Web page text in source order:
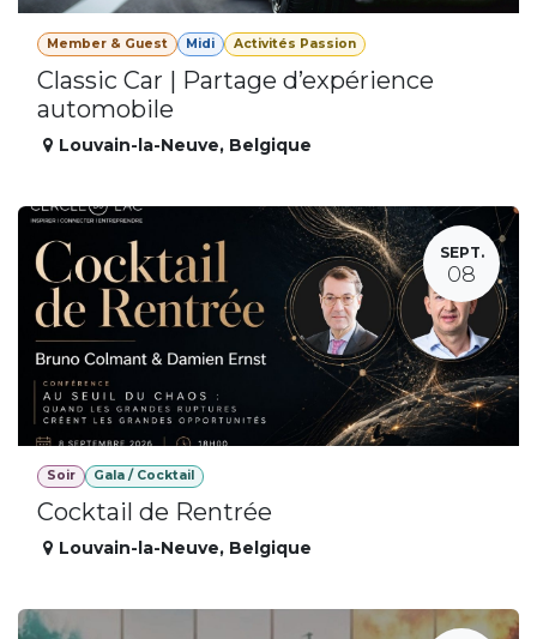
Member & Guest Midi Activités Passion
Classic Car | Partage d’expérience
automobile
Louvain-la-Neuve, Belgique
SEPT.
08
Soir Gala / Cocktail
Cocktail de Rentrée
Louvain-la-Neuve, Belgique